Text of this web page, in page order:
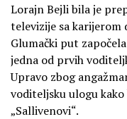
Lorajn Bejli bila je
televizije sa karijerom
Glumački put
jedna od prvih
Upravo zbog
voditeljsku ulogu
„Sallivenovi“.